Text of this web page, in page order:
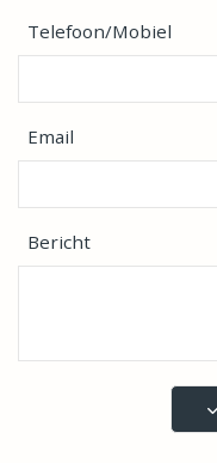
Telefoon/Mobiel
Email
Bericht